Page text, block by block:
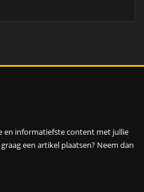
en informatiefste content met jullie
een artikel plaatsen? Neem dan